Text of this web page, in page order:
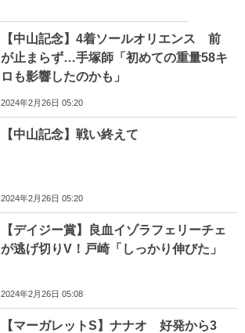
【中山記念】4着ソールオリエンス 前
が止まらず…手塚師「初めての重量58キ
ロも影響したのかも」
2024年2月26日 05:20
【中山記念】戦い終えて
2024年2月26日 05:20
【デイジー賞】良血イゾラフェリーチェ
が逃げ切りV！戸崎「しっかり伸びた」
2024年2月26日 05:08
【マーガレットS】ナナオ 好発から3